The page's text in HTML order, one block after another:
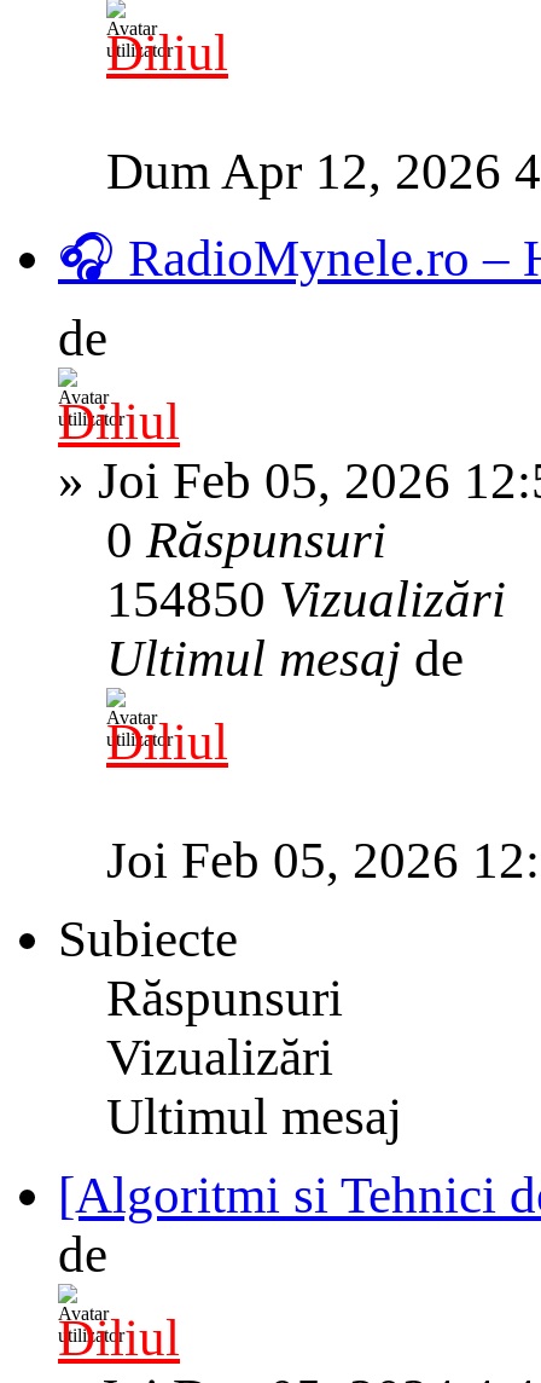
Diliul
Dum Apr 12, 2026
🎧 RadioMynele.ro –
de
Diliul
» Joi Feb 05, 2026
0Răspunsuri
154850 Vizualizări
Ultimul mesaj de
Diliul
Joi Feb 05, 2026
Subiecte
Răspunsuri
Vizualizări
Ultimul mesaj
[Algoritmi si Tehnici
de
Diliul